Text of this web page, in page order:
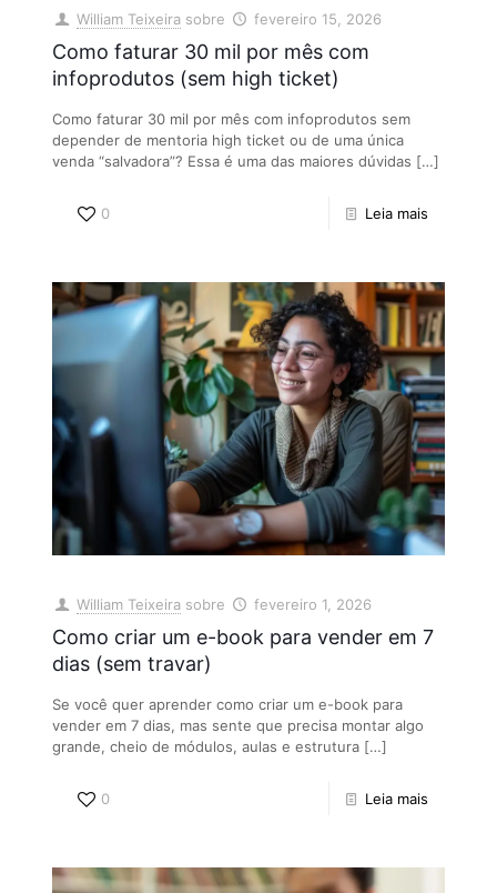
William Teixeira sobre fevereiro 15, 2026
Como faturar 30 mil por mês com
infoprodutos (sem high ticket)
Como faturar 30 mil por mês com infoprodutos sem
depender de mentoria high ticket ou de uma única
venda “salvadora”? Essa é uma das maiores dúvidas […]
0 Leia mais
William Teixeira sobre fevereiro 1, 2026
Como criar um e-book para vender em 7
dias (sem travar)
Se você quer aprender como criar um e-book para
vender em 7 dias, mas sente que precisa montar algo
grande, cheio de módulos, aulas e estrutura[…]
0 Leia mais